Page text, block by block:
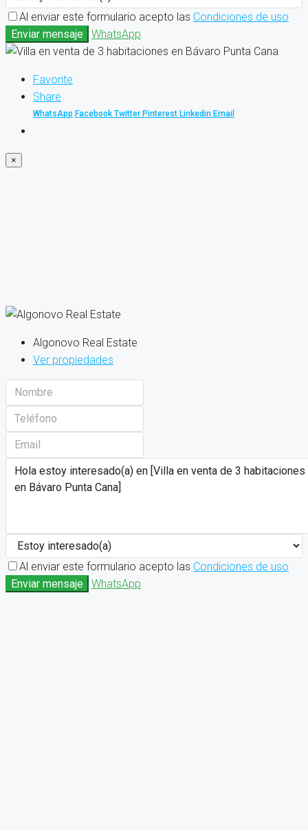
Al enviar este formulario acepto las Condiciones de uso
Enviar mensaje
WhatsApp
Favorite
Share
WhatsApp Facebook Twitter Pinterest Linkedin Email
×
Algonovo Real Estate
Ver propiedades
Al enviar este formulario acepto las Condiciones de uso
Enviar mensaje
WhatsApp